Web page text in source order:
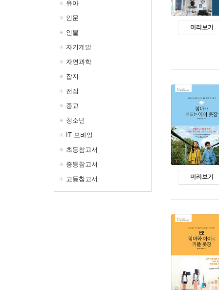
유아
인문
인물
자기계발
자연과학
잡지
전집
종교
청소년
IT 모바일
초등참고서
중등참고서
고등참고서
미리보기
미리보기